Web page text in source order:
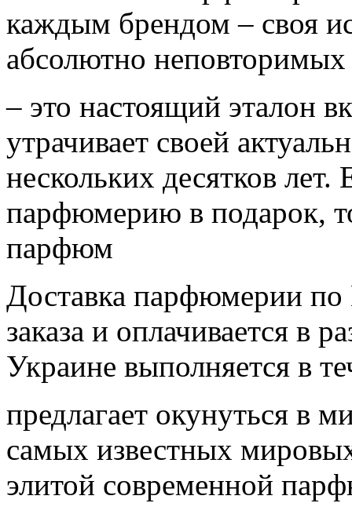
каждым брендом – своя
абсолютно неповторимых
– это настоящий эталон
утрачивает своей
нескольких десятков
парфюмерию в подарок,
парфюм
Доставка парфюмерии по
заказа и оплачивается в
Украине выполняется в
предлагает окунуться в
самых известных
элитой современной